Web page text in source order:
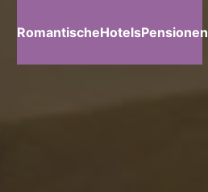
RomantischeHotelsPensionen